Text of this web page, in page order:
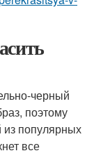
черный
поэтому
из популярных
все